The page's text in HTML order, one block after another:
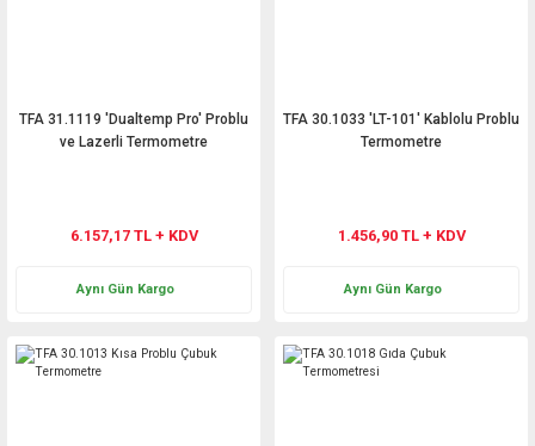
TFA 31.1119 'Dualtemp Pro' Problu
ve Lazerli Termometre
6.157,17 TL + KDV
Aynı Gün Kargo
TFA 30.1033 'LT-101' Kablolu Problu
Termometre
1.456,90 TL + KDV
Aynı Gün Kargo